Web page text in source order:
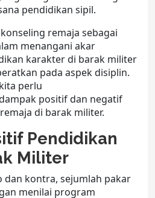
pendidikan sipil.
konseling remaja sebagai
menangani akar
karakterdi barak militer
pada aspek disiplin.
perlu
positif dan negatif
di barak militer.
Pendidikan
Militer
dan kontra, sejumlah pakar
menilai program